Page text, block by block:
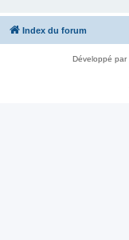
Index du forum
Développé par